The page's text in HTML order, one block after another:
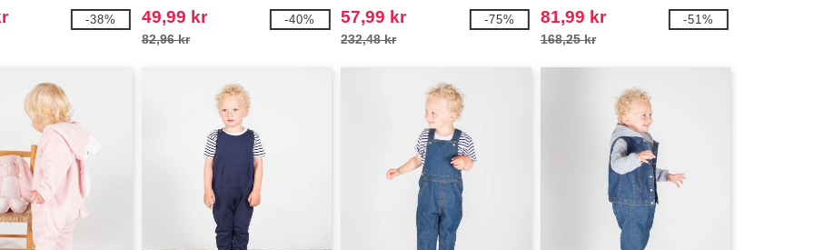
-38% 49,99 kr
82,96 kr
-40% 57,99 kr
232,48 kr
-75% 81,99 kr
168,25 kr
-51%